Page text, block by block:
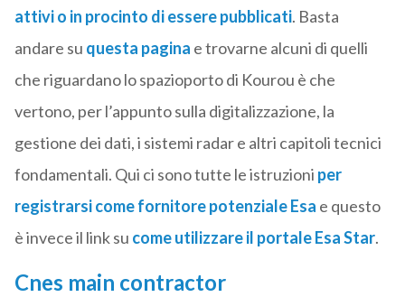
attivi o in procinto di essere pubblicati. Basta
andare su questa pagina e trovarne alcuni di quelli
che riguardano lo spazioporto di Kourou è che
vertono, per l’appunto sulla digitalizzazione, la
gestione dei dati, i sistemi radar e altri capitoli tecnici
fondamentali. Qui ci sono tutte le istruzioni per
registrarsi come fornitore potenziale Esa e questo
è invece il link su come utilizzare il portale Esa Star.
Cnes main contractor